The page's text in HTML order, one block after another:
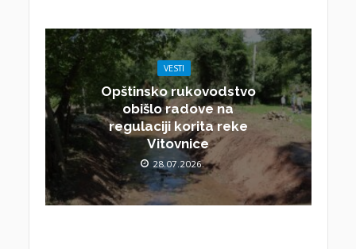
VESTI
Opštinsko rukovodstvo
obišlo radove na
regulaciji korita reke
Vitovnice
28.07.2026.